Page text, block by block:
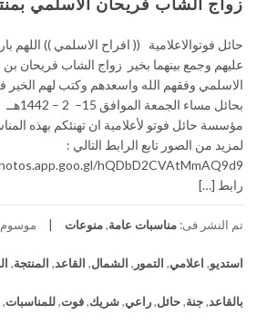
حائل فوتوالاعلامية (( افراح الاسلمي )) اللهم
عليهم وجمع بينهما بخير زواج الشاب فريحان بن
الاسلمي وفقهم الله واسعدهم وكتب لهم الخير
بحائل مساء
مؤسسة حائل فوتو لأعلامية ان تهنئكم بهذه
لمزيد من الصور تابع الرابط التالي :
hQDbD2CVAtMmAQ9d9
رابط […]
تم النشر فى: مناسبات عامة,منوعات
استديو, اعلامي, التمور , الشمال, القاعد, المنتجة,
بالقاعد,جنة,حائل,راعي,شريك,فوت,للمناسبات,